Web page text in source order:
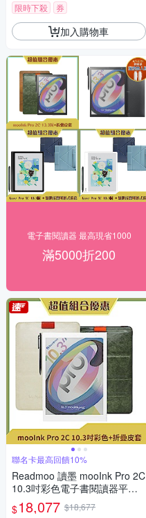
限時下殺 券
加入購物車
電子書閱讀器 最高現省1000
滿5000折200
聯名卡最高回饋10%
Readmoo 讀墨 mooInk Pro 2C
10.3吋彩色電子書閱讀器平板+
10.3吋折疊皮套 (組合)
$18,077 $18,677